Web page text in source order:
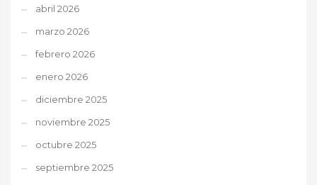
abril 2026
marzo 2026
febrero 2026
enero 2026
diciembre 2025
noviembre 2025
octubre 2025
septiembre 2025